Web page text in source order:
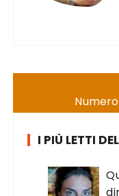
I PIÙ LETTI